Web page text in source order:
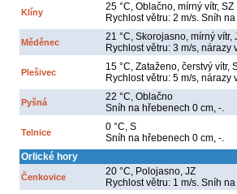
Klíny
25 °C, Oblačno, mírný vítr, SZ
Rychlost větru: 2 m/s. Sníh
Měděnec
21 °C, Skorojasno, mírný vítr,
Rychlost větru: 3 m/s, nárazy
Plešivec
15 °C, Zataženo, čerstvý vítr,
Rychlost větru: 5 m/s, nárazy
Pyšná
22 °C, Oblačno
Sníh na hřebenech 0 cm, -.
Telnice
0 °C, S
Sníh na hřebenech 0 cm, -.
Orlické hory
Čenkovice
20 °C, Polojasno, JZ
Rychlost větru: 1 m/s. Sníh